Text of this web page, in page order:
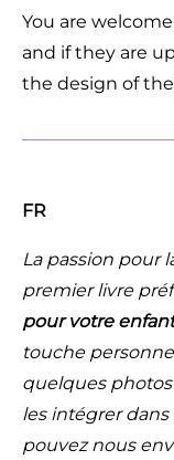
You are
and if they are
the design of
FR
La passion pour
premier livre
pour votre
touche
quelques
les intégrer
pouvez nous